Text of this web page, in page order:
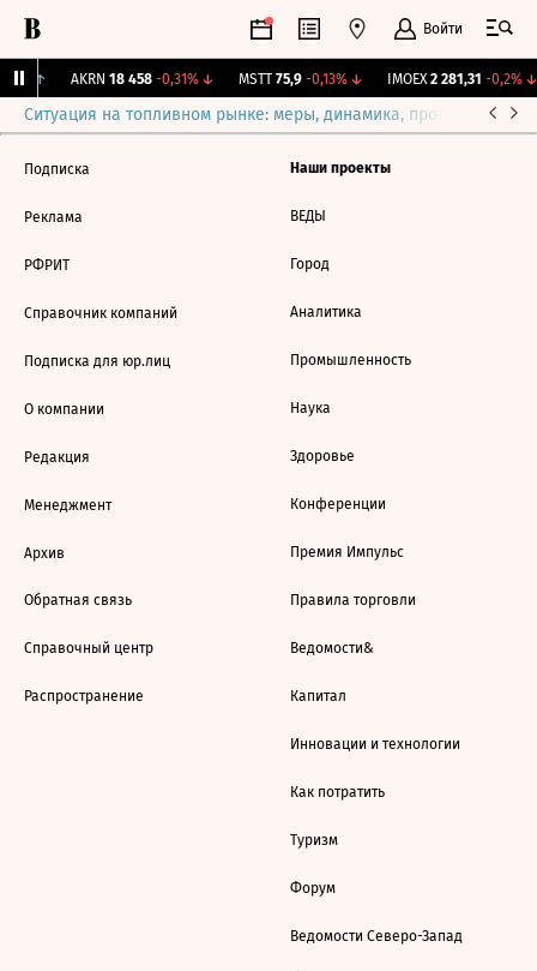
Войти
↑ AKRN 18 458 -0,31%↓ MSTT 75,9 -0,13%↓ IMOEX 2 281,31 -0,2%↓
Ситуация на топливном рынке: меры, динамика, прогнозы
Подписка
Реклама
РФРИТ
Справочник компаний
Подписка для юр.лиц
О компании
Редакция
Менеджмент
Архив
Обратная связь
Справочный центр
Распространение
Наши проекты
ВЕДЫ
Город
Аналитика
Промышленность
Наука
Здоровье
Конференции
Премия Импульс
Правила торговли
Ведомости&
Капитал
Инновации и технологии
Как потратить
Туризм
Форум
Ведомости Северо-Запад